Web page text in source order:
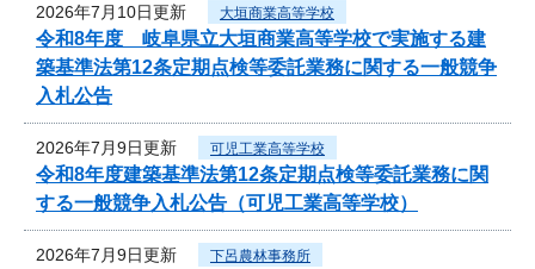
2026年7月10日更新 大垣商業高等学校
令和8年度 岐阜県立大垣商業高等学校で実施する建
築基準法第12条定期点検等委託業務に関する一般競争
入札公告
2026年7月9日更新 可児工業高等学校
令和8年度建築基準法第12条定期点検等委託業務に関
する一般競争入札公告（可児工業高等学校）
2026年7月9日更新 下呂農林事務所